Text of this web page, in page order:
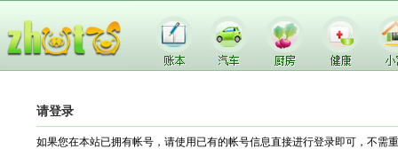
请登录
如果您在本站已拥有帐号，请使用已有的帐号信息直接进行登录即可，不需